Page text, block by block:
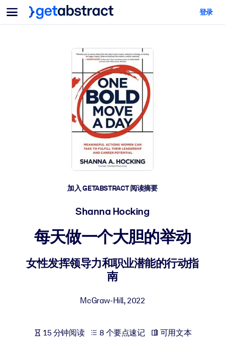
菜单
面向团队与管理者
为您的员工配备关键的人工智能技能。
帮助您的管理者为未来的工作时代做好准备。
让团队更轻松地共同学习、解决实际问题并更快采取行动。
培养您的员工应对未来挑战所需的技能。
按系统
面向 LMS/LXP
将简短且经过验证的知识引入您的 LMS/LXP，以获得更强的学习效
面向人工智能系统
面向人工智能系统
登录
加入 GETABSTRACT 阅读摘要
Shanna Hocking
每天做一个大胆的举动
女性发挥领导力和职业潜能的行动指
南
McGraw-Hill,2022
15 分钟阅读 8 个要点速记 可用文本